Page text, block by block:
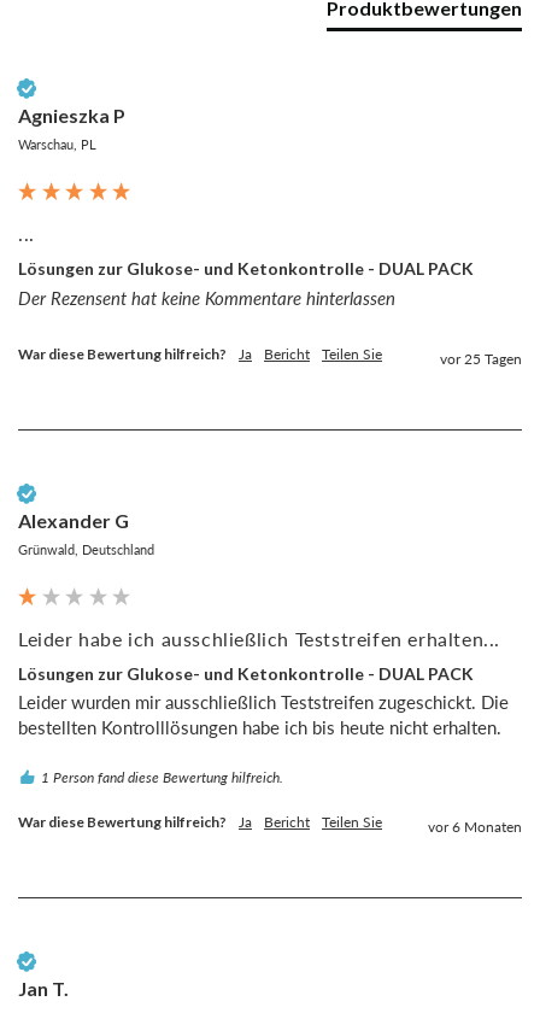
Produktbewertungen
Agnieszka P
Warschau, PL
...
Lösungen zur Glukose- und Ketonkontrolle - DUAL PACK
Der Rezensent hat keine Kommentare hinterlassen
War diese Bewertung hilfreich? Ja Bericht Teilen Sie vor 25 Tagen
Alexander G
Grünwald, Deutschland
Leider habe ich ausschließlich Teststreifen erhalten...
Lösungen zur Glukose- und Ketonkontrolle - DUAL PACK
Leider wurden mir ausschließlich Teststreifen zugeschickt. Die
bestellten Kontrolllösungen habe ich bis heute nicht erhalten.
1 Person fand diese Bewertung hilfreich.
War diese Bewertung hilfreich? Ja Bericht Teilen Sie vor 6 Monaten
Jan T.